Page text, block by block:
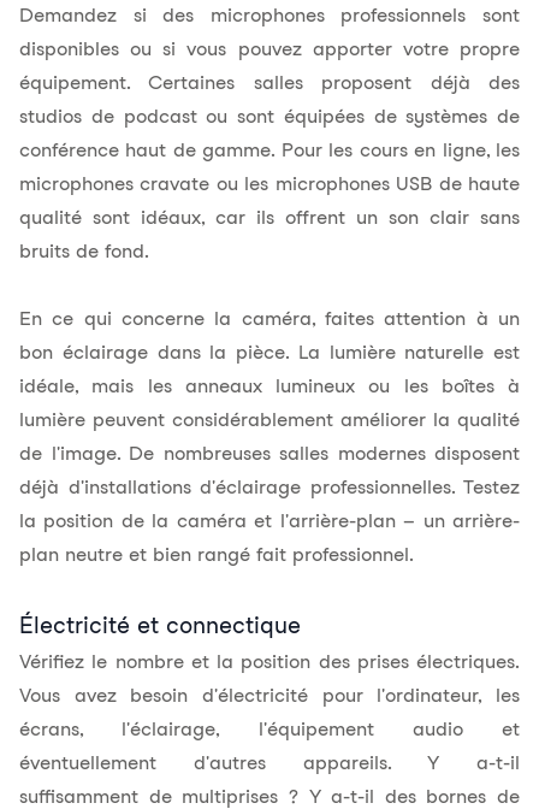
Demandez si des microphones professionnels sont
disponibles ou si vous pouvez apporter votre propre
équipement. Certaines salles proposent déjà des
studios de podcast ou sont équipées de systèmes de
conférence haut de gamme. Pour les cours en ligne, les
microphones cravate ou les microphones USB de haute
qualité sont idéaux, car ils offrent un son clair sans
bruits de fond.
En ce qui concerne la caméra, faites attention à un
bon éclairage dans la pièce. La lumière naturelle est
idéale, mais les anneaux lumineux ou les boîtes à
lumière peuvent considérablement améliorer la qualité
de l'image. De nombreuses salles modernes disposent
déjà d'installations d'éclairage professionnelles. Testez
la position de la caméra et l'arrière-plan – un arrière-
plan neutre et bien rangé fait professionnel.
Électricité et connectique
Vérifiez le nombre et la position des prises électriques.
Vous avez besoin d'électricité pour l'ordinateur, les
écrans, l'éclairage, l'équipement audio et
éventuellement d'autres appareils. Y a-t-il
suffisamment de multiprises ? Y a-t-il des bornes de